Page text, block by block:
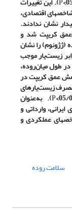
اقتصادی،
نشان ندادند.
کریپت شد و
(ژژونوم) را نشان
زیست‌یار موجب
طول میان‌روده،
عمق کریپت در
مصرف زیست‌یار‏های
>
P). به‌عنوان
وارداتی و
عملکردی و
سلامت روده